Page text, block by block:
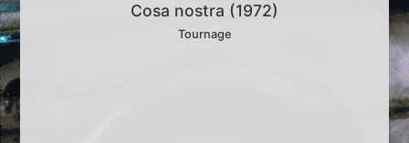
Cosa nostra (1972)
Tournage